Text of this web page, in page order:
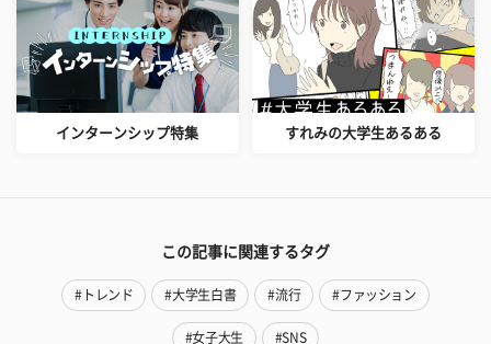
インターンシップ特集 すれみの大学生あるある
この記事に関連するタグ
#トレンド #大学生白書 #流行 #ファッション
#女子大生 #SNS